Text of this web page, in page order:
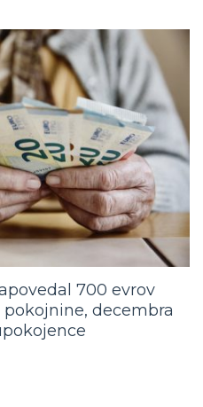
700 evrov
decembra